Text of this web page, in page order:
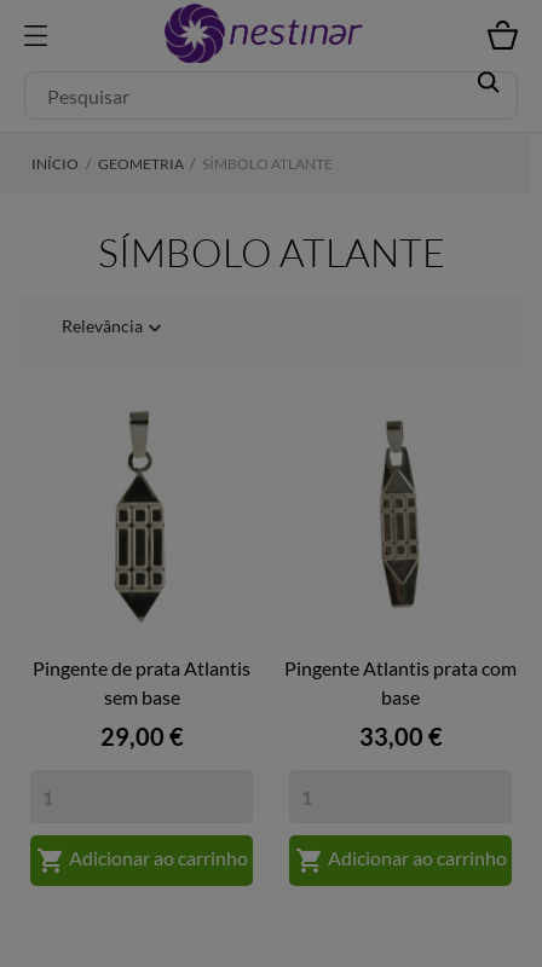
INÍCIO GEOMETRIA SÍMBOLO ATLANTE
SÍMBOLO ATLANTE
Relevância 
Pingente de prata Atlantis
sem base
Preço
29,00 €
 Adicionar ao carrinho
Pingente Atlantis prata com
base
Preço
33,00 €
 Adicionar ao carrinho